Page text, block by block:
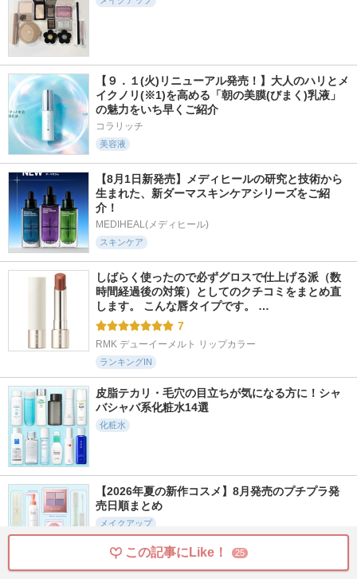
この記事にLike！ 25
【９．１(火)リニューアル発売！】大人のハリとメ
イクノリ(※1)を高める「朝の美膜(びまく)乳液」
の魅力をいち早くご紹介
コラリッチ
美容液
【8月1日新発売】メディヒールの研究と技術から
生まれた、新ダーマスキンケアシリーズをご紹
介！
MEDIHEAL(メディヒール)
スキンケア
しばらく使ったので必ずグロスで仕上げる派（数
時間経過後の対策）としてのクチコミをまとめ直
します。 こんな唇タイプです。 …
7
RMK デューイーメルト リップカラー
ランキングIN
皮脂テカリ・毛穴の目立ちが気になる方に！シャ
バシャバ系化粧水14選
化粧水
【2026年夏の新作コスメ】8月発売のプチプラ発
売日順まとめ
メイクアップ